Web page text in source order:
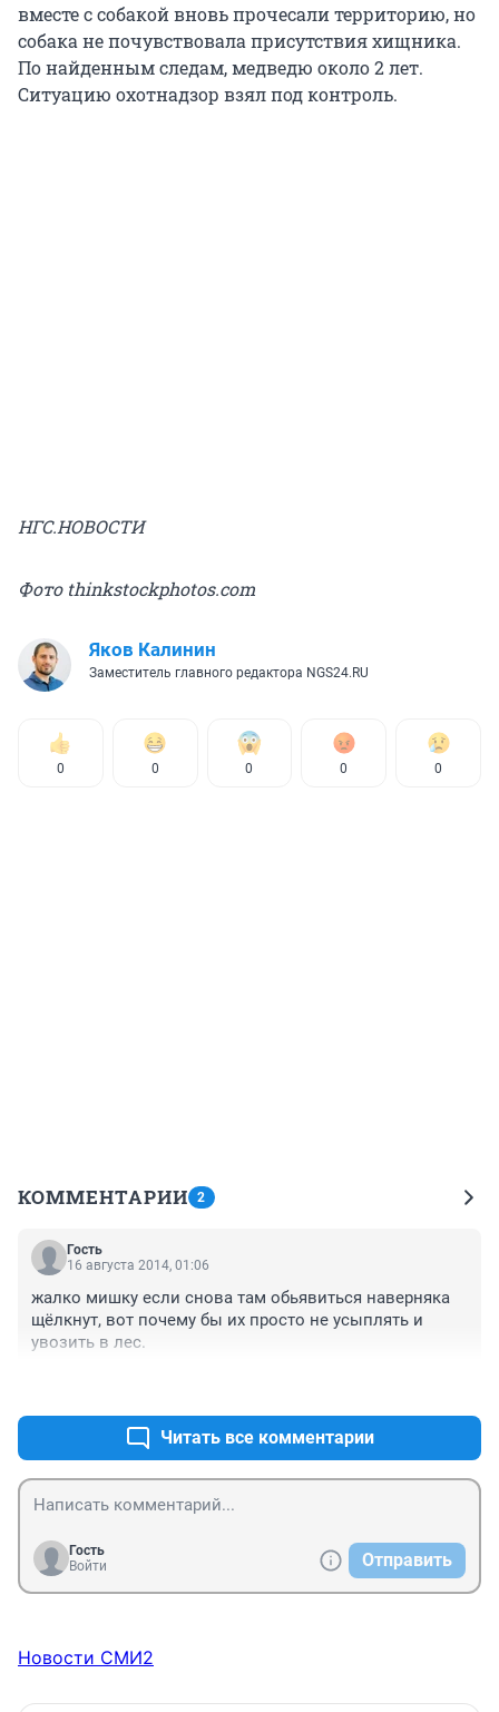
вместе с собакой вновь прочесали территорию, но
собака не почувствовала присутствия хищника.
По найденным следам, медведю около 2 лет.
Ситуацию охотнадзор взял под контроль.
НГС.НОВОСТИ
Фото thinkstockphotos.com
Яков Калинин
Заместитель главного редактора NGS24.RU
0 0 0 0 0
КОММЕНТАРИИ 2
Гость
16 августа 2014, 01:06
жалко мишку если снова там обьявиться наверняка
щёлкнут, вот почему бы их просто не усыплять и
увозить в лес.
Читать все комментарии
Гость
Войти
Отправить
Новости СМИ2